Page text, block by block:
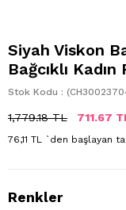
Siyah Viskon
Bağcıklı
Stok Kodu
1,779.18 TL 711.67
76,11 TL `den başlayan